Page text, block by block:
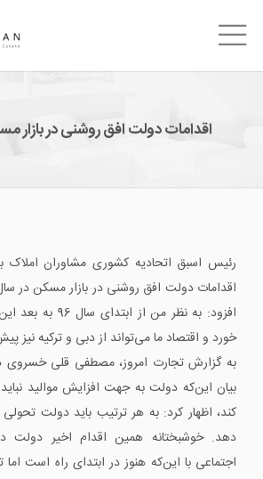
اقدامات دولت افق روشنی در بازار مسکن
رئیس اسبق اتحادیه کشوری مشاوران املاک
افزود: به نظر من
خورد و اقتصاد ما می‌تواند از دبی و ترکیه نیز
به گزارش تجارت امروز، مصطفی قلی خسروی
بیان این‌که دولت به جهت افزایش موالید
کند، اظهار کرد: به هر ترتیب باید دولت
دهد. خوشبختانه همین اقدام اخیر
اجتماعی با این‌که هنوز در ابتدای راه است اما